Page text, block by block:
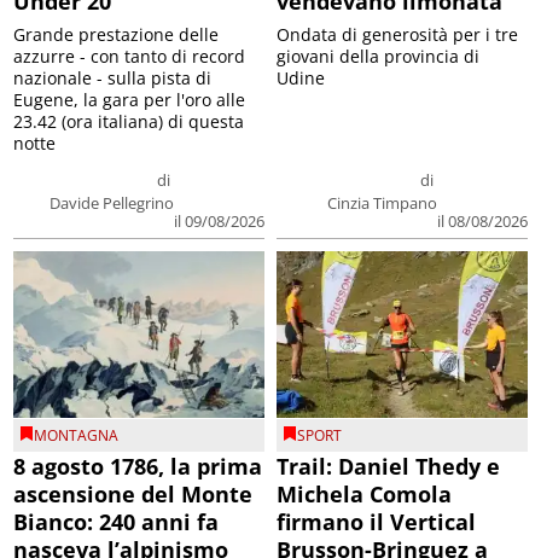
di
Davide Pellegrino
il 09/08/2026
Grande prestazione delle
azzurre - con tanto di record
nazionale - sulla pista di
Eugene, la gara per l'oro alle
23.42 (ora italiana) di questa
notte
di
Cinzia Timpano
il 08/08/2026
Ondata di generosità per i tre
giovani della provincia di
Udine
MONTAGNA
8 agosto 1786, la prima
ascensione del Monte
Bianco: 240 anni fa
nasceva l’alpinismo
SPORT
Trail: Daniel Thedy e
Michela Comola
firmano il Vertical
Brusson-Bringuez a